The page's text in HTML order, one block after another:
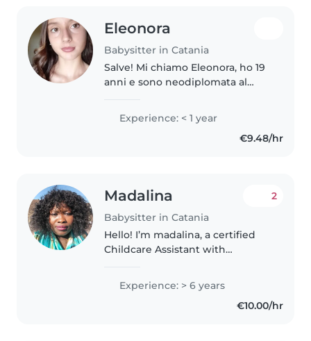
Eleonora
Babysitter in Catania
Salve! Mi chiamo Eleonora, ho 19
anni e sono neodiplomata al
Colonna" (indirizzo Scienze
Umane). Cerco lavoro come
babysitter part-time per il mese..
Experience: < 1 year
€9.48/hr
Madalina
Babysitter in Catania
2
Hello! I’m madalina, a certified
Childcare Assistant with
from babies to preschoolers. I’m
patient, reliable, and passionate
about creating a safe, positive,..
Experience: > 6 years
€10.00/hr